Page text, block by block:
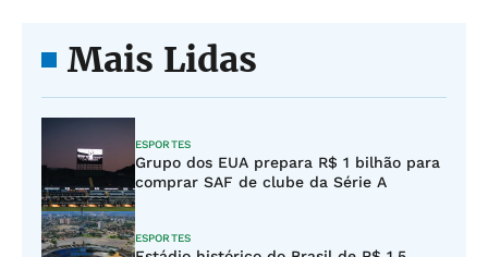
Mais Lidas
ESPORTES
Grupo dos EUA prepara R$ 1 bilhão para
comprar SAF de clube da Série A
ESPORTES